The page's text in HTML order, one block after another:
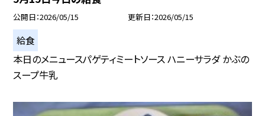
公開日 2026/05/15 更新日 2026/05/15
給食
本日のメニュースパゲティミートソース ハニーサラダ かぶの
スープ牛乳